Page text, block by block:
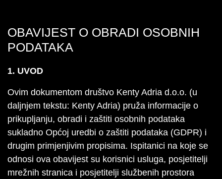
OBAVIJEST O OBRADI OSOBNIH
PODATAKA
1. UVOD
Ovim dokumentom društvo Kenty Adria d.o.o. (u
daljnjem tekstu: Kenty Adria) pruža informacije o
prikupljanju, obradi i zaštiti osobnih podataka
sukladno Općoj uredbi o zaštiti podataka (GDPR) i
drugim primjenjivim propisima. Ispitanici na koje se
odnosi ova obavijest su korisnici usluga, posjetitelji
mrežnih stranica i posjetitelji službenih prostora